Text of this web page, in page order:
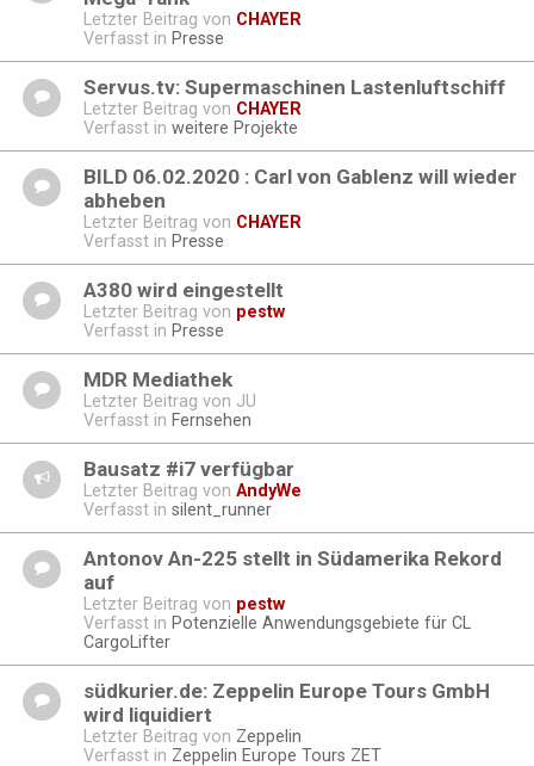
Letzter Beitrag von CHAYER
Verfasst in Presse
Servus.tv: Supermaschinen Lastenluftschiff
Letzter Beitrag von CHAYER
Verfasst in weitere Projekte
BILD 06.02.2020 : Carl von Gablenz will wieder
abheben
Letzter Beitrag von CHAYER
Verfasst in Presse
A380 wird eingestellt
Letzter Beitrag von pestw
Verfasst in Presse
MDR Mediathek
Letzter Beitrag von JU
Verfasst in Fernsehen
Bausatz #i7 verfügbar
Letzter Beitrag von AndyWe
Verfasst in silent_runner
Antonov An-225 stellt in Südamerika Rekord
auf
Letzter Beitrag von pestw
Verfasst in Potenzielle Anwendungsgebiete für CL
CargoLifter
südkurier.de: Zeppelin Europe Tours GmbH
wird liquidiert
Letzter Beitrag von Zeppelin
Verfasst in Zeppelin Europe Tours ZET